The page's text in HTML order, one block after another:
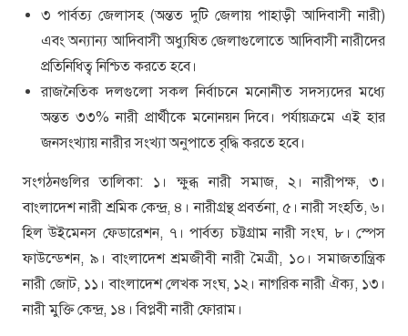
৩ পার্বত্য জেলাসহ (অন্তত দুটি জেলায় পাহাড়ী আদিবাসী নারী)
এবং অন্যান্য আদিবাসী অধ্যুষিত জেলাগুলোতে আদিবাসী নারীদের
প্রতিনিধিত্ব নিশ্চিত করতে হবে।
রাজনৈতিক দলগুলো সকল নির্বাচনে মনোনীত সদস্যদের মধ্যে
অন্তত ৩৩% নারী প্রার্থীকে মনোনয়ন দিবে। পর্যায়ক্রমে এই হার
জনসংখ্যায় নারীর সংখ্যা অনুপাতে বৃদ্ধি করতে হবে।
সংগঠনগুলির তালিকা: ১। ক্ষুব্ধ নারী সমাজ, ২। নারীপক্ষ, ৩।
বাংলাদেশ নারী শ্রমিক কেন্দ্র, ৪। নারীগ্রন্থ প্রবর্তনা, ৫। নারী সংহতি, ৬।
হিল উইমেনস ফেডারেশন, ৭। পার্বত্য চট্টগ্রাম নারী সংঘ, ৮। স্পেস
ফাউন্ডেশন, ৯। বাংলাদেশ শ্রমজীবী নারী মৈত্রী, ১০। সমাজতান্ত্রিক
নারী জোট, ১১। বাংলাদেশ লেখক সংঘ, ১২। নাগরিক নারী ঐক্য, ১৩।
নারী মুক্তি কেন্দ্র, ১৪। বিপ্লবী নারী ফোরাম।